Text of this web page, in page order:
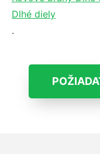
Dlhé diely
.